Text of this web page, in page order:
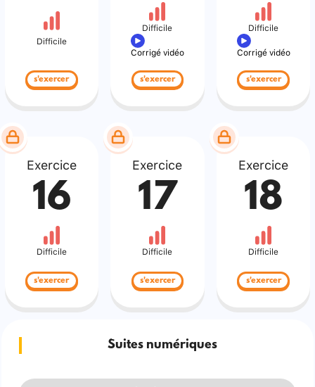
Difficile
s'exercer
Difficile
Corrigé vidéo
s'exercer
Difficile
Corrigé vidéo
s'exercer
Exercice
16
Difficile
s'exercer
Exercice
17
Difficile
s'exercer
Exercice
18
Difficile
s'exercer
Suites numériques